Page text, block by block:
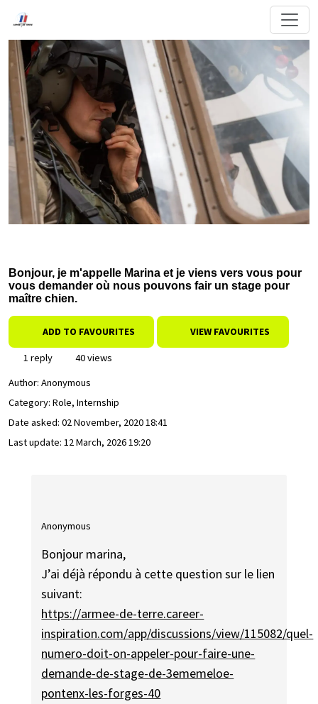
Bonjour, je m'appelle Marina et je viens vers vous pour
vous demander où nous pouvons fair un stage pour
maître chien.
ADD TO FAVOURITES VIEW FAVOURITES
1 reply
40 views
Author: Anonymous
Category: Role, Internship
Date asked: 02 November, 2020 18:41
Last update: 12 March, 2026 19:20
Anonymous
Bonjour marina,
J’ai déjà répondu à cette question sur le lien
suivant:
https://armee-de-terre.career-
inspiration.com/app/discussions/view/115082/quel-
numero-doit-on-appeler-pour-faire-une-
demande-de-stage-de-3ememeloe-
pontenx-les-forges-40